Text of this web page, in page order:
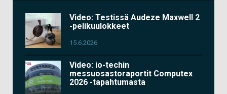
Video: Testissä Audeze Maxwell 2
-pelikuulokkeet
15.6.2026
Video: io-techin
messuosastoraportit Computex
2026 -tapahtumasta